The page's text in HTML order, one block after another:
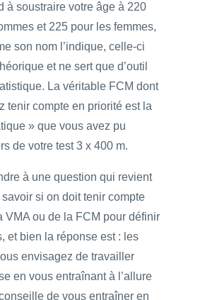
à soustraire votre âge à 220
et 225 pour les femmes,
son nom l’indique, celle-ci
et ne sert que d’outil
La véritable FCM dont
tenir compte en priorité est la
» que vous avez pu
de votre test 3 x 400 m.
à une question qui revient
si on doit tenir compte
VMA ou de la FCM pour définir
et bien la réponse est : les
envisagez de travailler
en vous entraînant à l’allure
de vous entraîner en